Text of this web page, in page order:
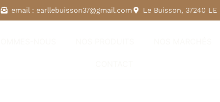
email : earllebuisson37@gmail.com Le Buisson, 37240 LE